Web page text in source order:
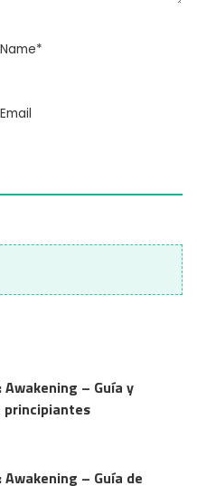
Name*
Email
Awakening – Guía y
principiantes
Awakening – Guía de